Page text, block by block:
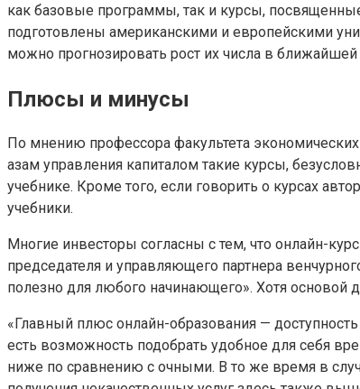
как базовые программы, так и курсы,
подготовлены американскими и европейскими
можно прогнозировать рост их числа в ближайшей
Плюсы и минусы
По мнению профессора факультета
азам управления капиталом такие курсы,
учебнике. Кроме того, если говорить о курсах
учебники.
Многие инвесторы согласны с тем, что онлайн-
председателя и управляющего партнера
полезно для любого начинающего». Хотя основой
«Главный плюс онлайн-образования —
есть возможность подобрать удобное для себя
ниже по сравнению с очными. В то же время в